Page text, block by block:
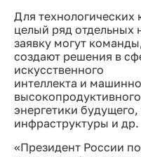
Для
целый ряд отдельных
заявку могут
создают решения в
искусственного
интеллекта и
энергетики
инфраструктуры и др.
«Президент России